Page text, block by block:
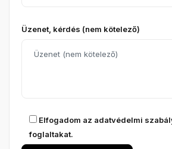
Üzenet, kérdés (nem kötelező)
Elfogadom az adatvédelmi
foglaltakat.